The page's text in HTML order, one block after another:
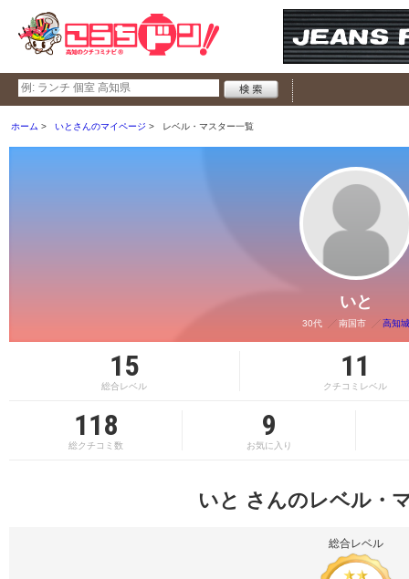
ホーム いとさんのマイページ レベル・マスター一覧
いと
30代 南国市 高知城
15
総合レベル
11
クチコミレベル
118
総クチコミ数
9
お気に入り
いと さんのレベル・
総合レベル